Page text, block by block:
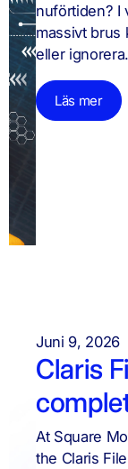
nuförtiden? I
massivt brus
eller
Läs mer
Juni 9, 2026
Claris
At Square
the Claris